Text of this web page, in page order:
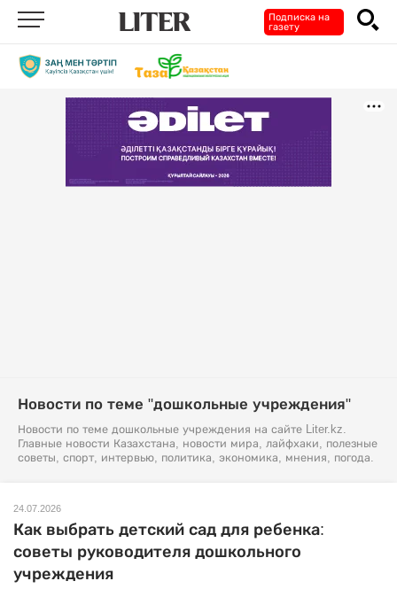
Подписка на
газету
Новости по теме "дошкольные учреждения"
Новости по теме дошкольные учреждения на сайте Liter.kz.
Главные новости Казахстана, новости мира, лайфхаки, полезные
советы, спорт, интервью, политика, экономика, мнения, погода.
24.07.2026
Как выбрать детский сад для ребенка:
советы руководителя дошкольного
учреждения